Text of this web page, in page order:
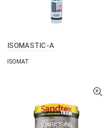
ISOMASTIC-A
ISOMAT